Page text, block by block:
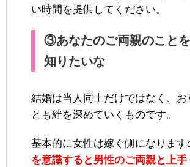
い時間を提供してください。
③あなたのご両親のこと
知りたいな
結婚は当人同士だけではなく、お
とも絆を深めていくものです。
基本的に女性は嫁ぐ側になります
を意識すると男性のご両親と上